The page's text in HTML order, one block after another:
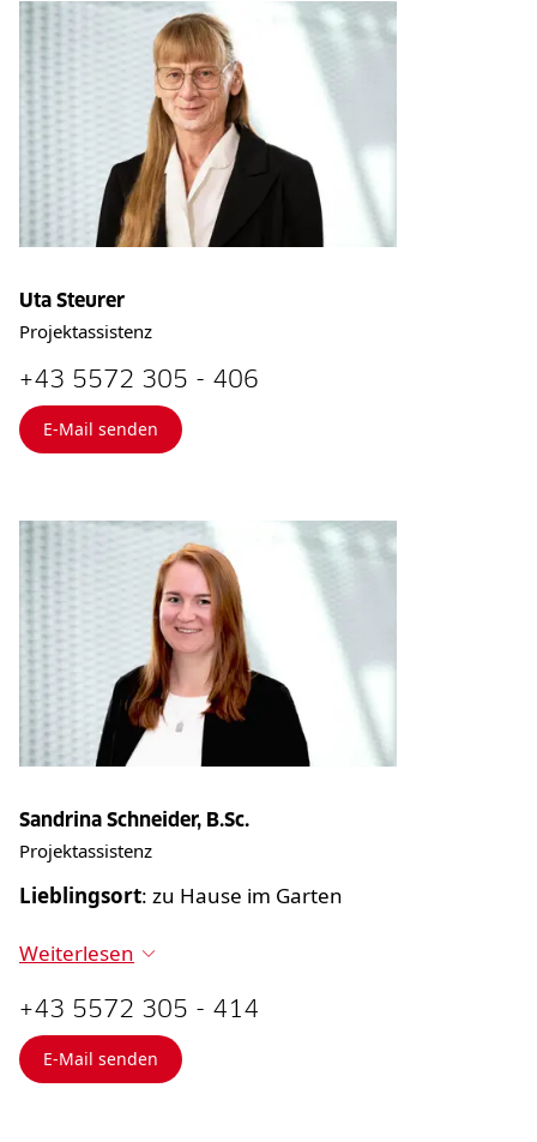
Uta Steurer
Projektassistenz
+43 5572 305 - 406
E-Mail senden
Sandrina Schneider, B.Sc.
Projektassistenz
Lieblingsort: zu Hause im Garten
Weiterlesen
+43 5572 305 - 414
E-Mail senden